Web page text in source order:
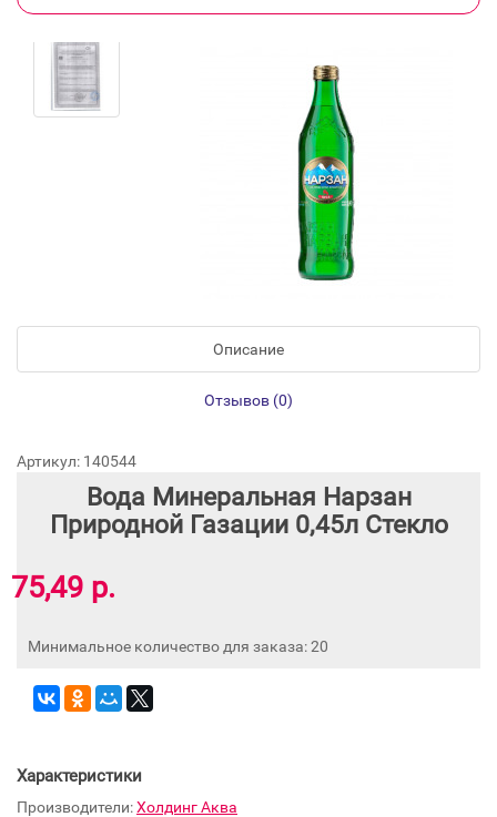
Описание
Отзывов (0)
Артикул: 140544
Вода Минеральная Нарзан
Природной Газации 0,45л Стекло
75,49 р.
Минимальное количество для заказа: 20
Характеристики
Производители:Холдинг Аква